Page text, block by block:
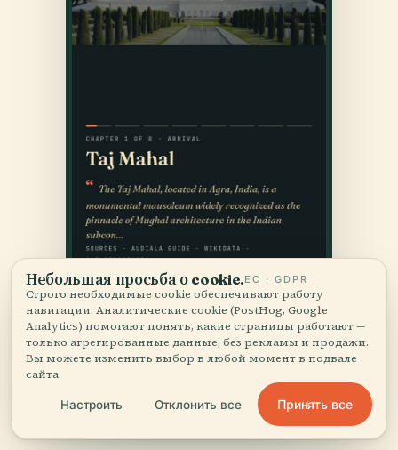
Небольшая просьба о cookie.ЕС · GDPR
Строго необходимые cookie обеспечивают работу
навигации. Аналитические cookie (PostHog, Google
Analytics) помогают понять, какие страницы работают —
только агрегированные данные, без рекламы и продажи.
Вы можете изменить выбор в любой момент в подвале
сайта.
Настроить Отклонить все Принять все